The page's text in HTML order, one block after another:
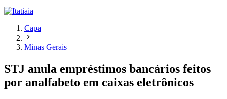
Capa
Minas Gerais
STJ anula empréstimos bancários feitos
por analfabeto em caixas eletrônicos